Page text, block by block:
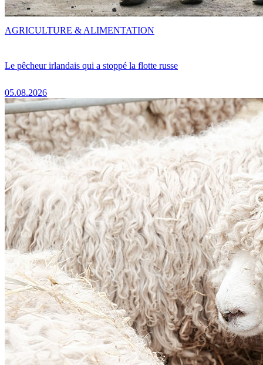
Le pêcheur irlandais qui a stoppé la flotte russe
05.08.2026
AGRICULTURE & ALIMENTATION